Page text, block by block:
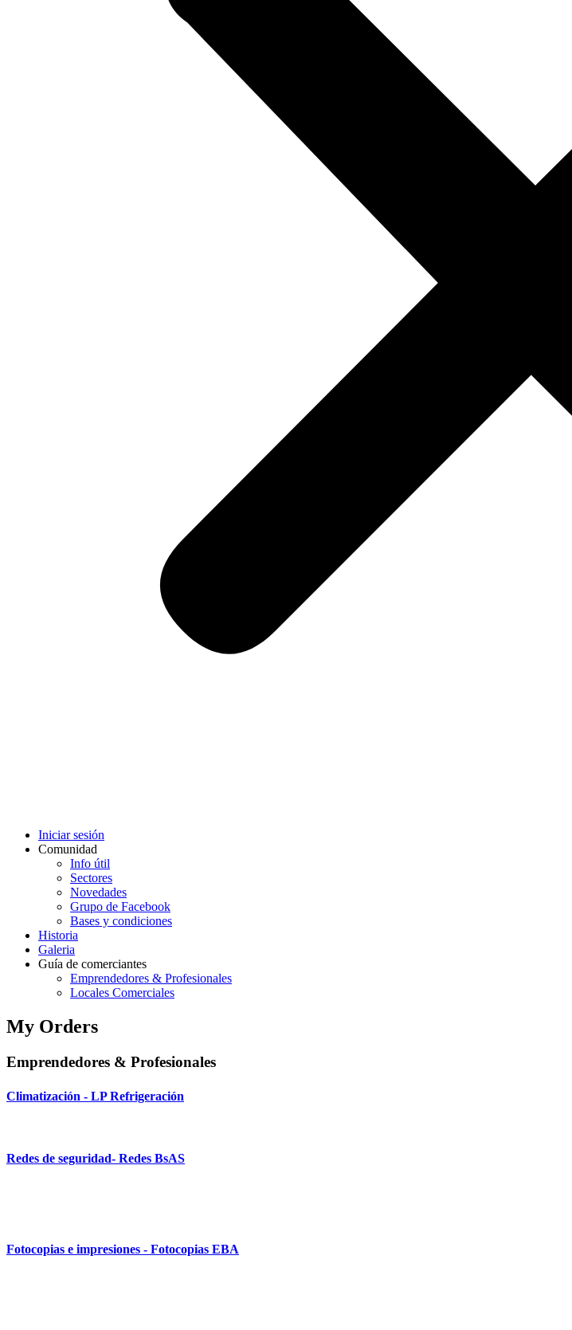
Iniciar sesión
Comunidad
Info útil
Sectores
Novedades
Grupo de Facebook
Bases y condiciones
Historia
Galeria
Guía de comerciantes
Emprendedores & Profesionales
Locales Comerciales
My Orders
Emprendedores & Profesionales
Climatización - LP Refrigeración
Redes de seguridad- Redes BsAS
Fotocopias e impresiones - Fotocopias EBA